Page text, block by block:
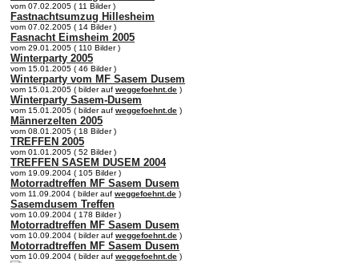
vom 07.02.2005 ( 11 Bilder )
Fastnachtsumzug Hillesheim
vom 07.02.2005 ( 14 Bilder )
Fasnacht Eimsheim 2005
vom 29.01.2005 ( 110 Bilder )
Winterparty 2005
vom 15.01.2005 ( 46 Bilder )
Winterparty vom MF Sasem Dusem
vom 15.01.2005 ( bilder auf weggefoehnt.de )
Winterparty Sasem-Dusem
vom 15.01.2005 ( bilder auf weggefoehnt.de )
Männerzelten 2005
vom 08.01.2005 ( 18 Bilder )
TREFFEN 2005
vom 01.01.2005 ( 52 Bilder )
TREFFEN SASEM DUSEM 2004
vom 19.09.2004 ( 105 Bilder )
Motorradtreffen MF Sasem Dusem
vom 11.09.2004 ( bilder auf weggefoehnt.de )
Sasemdusem Treffen
vom 10.09.2004 ( 178 Bilder )
Motorradtreffen MF Sasem Dusem
vom 10.09.2004 ( bilder auf weggefoehnt.de )
Motorradtreffen MF Sasem Dusem
vom 10.09.2004 ( bilder auf weggefoehnt.de )